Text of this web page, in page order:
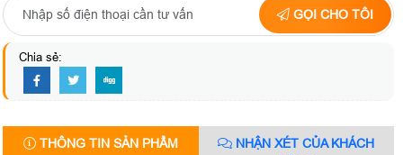
GỌI CHO TÔI
Chia sẻ:
THÔNG TIN SẢN PHẨM
NHẬN XÉT CỦA KHÁCH